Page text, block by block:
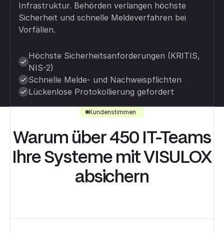
Infrastruktur. Behörden verlangen höchste
Sicherheit und schnelle Meldeverfahren bei
Vorfällen.
Höchste Sicherheitsanforderungen (KRITIS,
NIS-2)
Schnelle Melde- und Nachweispflichten
Lückenlose Protokollierung gefordert
Kundenstimmen
Warum über 450 IT-Teams
Ihre Systeme mit VISULOX
absichern